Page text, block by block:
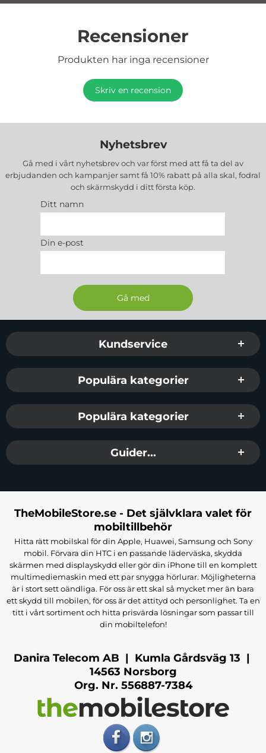
Recensioner
Produkten har inga recensioner
Skriv en recension
Nyhetsbrev
Gå med i vårt nyhetsbrev och var först med att få ta del av
erbjudanden och kampanjer samt få 10% rabatt på alla skal, fodral
och skärmskydd i ditt första köp.
Ditt namn
Din e-post
Sidfot Blandad info och länkar
Kundservice
Populära kategorier
Populära kategorier
Guider...
TheMobileStore.se - Det självklara valet för
mobiltillbehör
Hitta rätt mobilskal för din Apple, Huawei, Samsung och Sony
mobil. Förvara din HTC i en passande läderväska, skydda
skärmen med displayskydd eller gör din iPhone till en komplett
multimediemaskin med ett par snygga hörlurar. Möjligheterna
är i stort sett oändliga. För oss är ett skal så mycket mer än bara
ett skydd till mobilen, för oss är det attityd och personlighet. Ta en
titt i vårt sortiment och hitta prisvärda lösningar som passar till
din mobiltelefon!
Danira Telecom AB | Kumla Gårdsväg 13 |
14563 Norsborg
Org. Nr. 556887-7384